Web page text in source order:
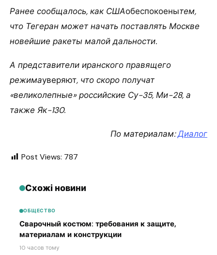
Ранее сообщалось, как СШАобеспокоенытем,
что Тегеран может начать поставлять Москве
новейшие ракеты малой дальности.
А представители иранского правящего
режимауверяют, что скоро получат
«великолепные» российские Су-35, Ми-28, а
также Як-130.
По материалам:Диалог
Post Views: 787
Схожі новини
ОБЩЕСТВО
Сварочный костюм: требования к защите,
материалам и конструкции
10 часов тому